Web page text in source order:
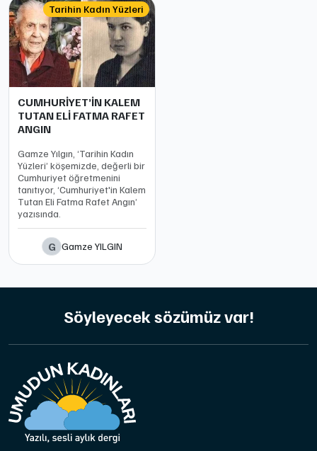
Tarihin Kadın Yüzleri
CUMHURİYET’İN KALEM
TUTAN ELİ FATMA RAFET
ANGIN
Gamze Yılgın, ‘Tarihin Kadın
Yüzleri’ köşemizde, değerli bir
Cumhuriyet öğretmenini
tanıtıyor, ‘Cumhuriyet'in Kalem
Tutan Eli Fatma Rafet Angın’
yazısında.
G Gamze YILGIN
Söyleyecek sözümüz var!